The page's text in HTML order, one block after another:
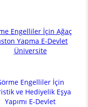
Engelliler İçin Ağaç
Yapma E-Devlet
Üniversite
Engelliler İçin
ve Hediyelik Eşya
Yapımı E-Devlet